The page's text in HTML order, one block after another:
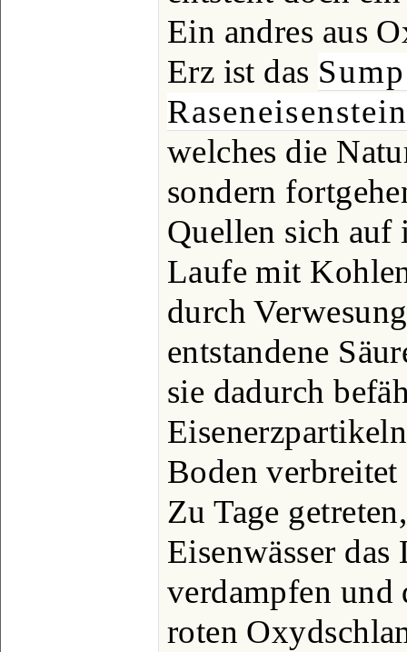
Ein andres aus
Erz ist das
welches die
sondern
Quellen sich auf
Laufe mit
durch
entstandene
sie dadurch
Boden
Zu Tage
Eisenwässer
verdampfen und
roten